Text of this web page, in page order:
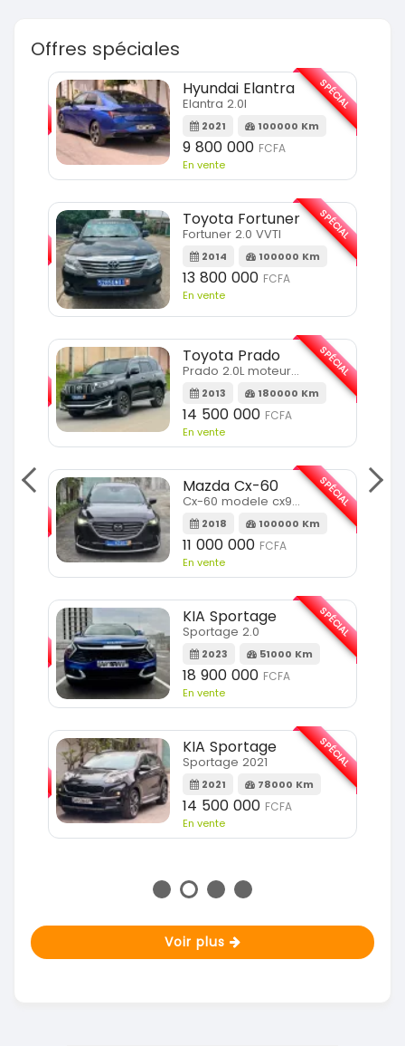
Offres spéciales
SPÉCIAL
Hyundai Elantra
Elantra 2.0l
2021 100000 Km
9 800 000 FCFA
En vente
SPÉCIAL
Toyota Fortuner
Fortuner 2.0 VVTI
2014 100000 Km
13 800 000 FCFA
En vente
SPÉCIAL
Toyota Prado
Prado 2.0L moteur d4d
2013 180000 Km
14 500 000 FCFA
En vente
SPÉCIAL
Mazda Cx-60
Cx-60 modele cx9 full option
2018 100000 Km
11 000 000 FCFA
En vente
SPÉCIAL
KIA Sportage
Sportage 2.0
2023 51000 Km
18 900 000 FCFA
En vente
SPÉCIAL
KIA Sportage
Sportage 2021
2021 78000 Km
14 500 000 FCFA
En vente
SPÉCIAL
Voir plus